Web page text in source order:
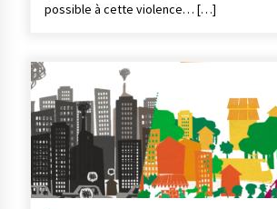
possible à cette violence… […]